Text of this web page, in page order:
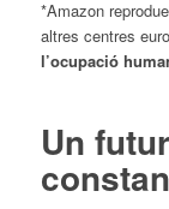
*Amazon
altres centres
l’ocupació
Un